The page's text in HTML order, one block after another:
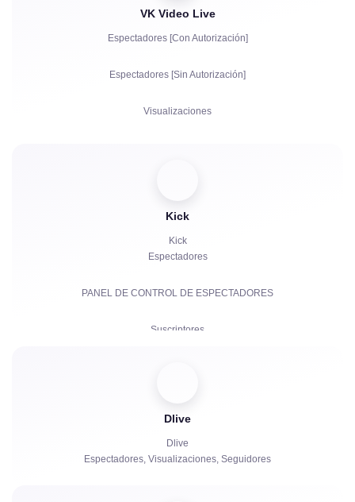
VK Video Live
Espectadores [Con Autorización]
Espectadores [Sin Autorización]
Visualizaciones
Kick
Kick
Espectadores
PANEL DE CONTROL DE ESPECTADORES
Suscriptores
Bots de chat
Dlive
Dlive
Espectadores, Visualizaciones, Seguidores